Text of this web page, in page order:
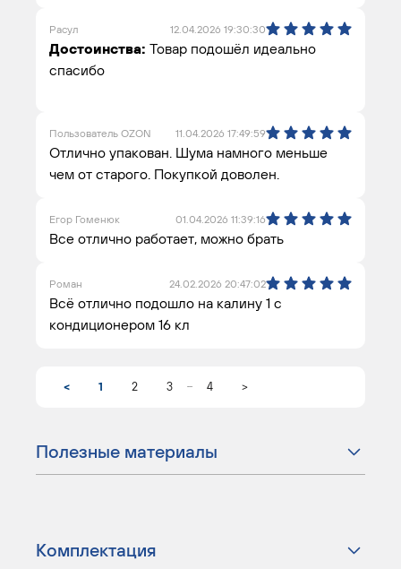
Расул 12.04.2026 19:30:30
Достоинства: Товар подошёл идеально
спасибо
Пользователь OZON 11.04.2026 17:49:59
Отлично упакован. Шума намного меньше
чем от старого. Покупкой доволен.
Егор Гоменюк 01.04.2026 11:39:16
Все отлично работает, можно брать
Роман 24.02.2026 20:47:02
Всё отлично подошло на калину 1 с
кондиционером 16 кл
< 1 2 3 4 >
Полезные материалы
Комплектация